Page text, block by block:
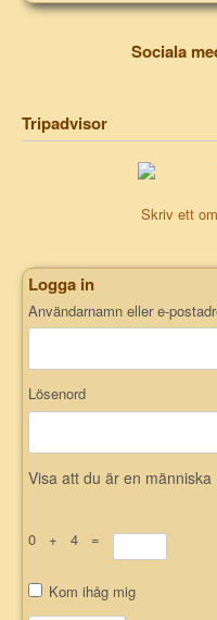
Sociala
Tripadvisor
Skriv ett
Logga in
Användarnamn eller e-
Lösenord
Visa att du är en människa
0 + 4 =
Kom ihåg mig